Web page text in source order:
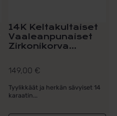
14K Keltakultaiset
Vaaleanpunaiset
Zirkonikorva...
149,00 €
Tyylikkäät ja herkän sävyiset 14
karaatin...